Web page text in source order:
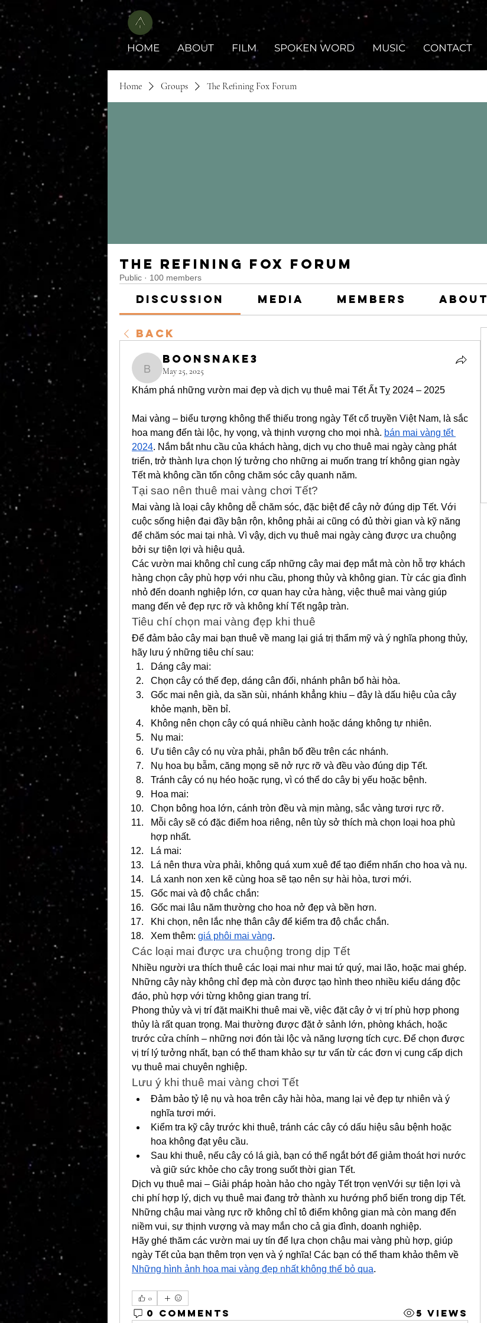
HOME ABOUT FILM SPOKEN WORD MUSIC CONTACT
Home Groups The Refining Fox Forum
The Refining Fox Forum
Public · 100 members
Discussion Media Members About
Back
boonsnake3
boonsnake3
May 25, 2025
Khám phá những vườn mai đẹp và dịch vụ thuê mai Tết Ất Tỵ 2024 – 2025
Mai vàng – biểu tượng không thể thiếu trong ngày Tết cổ truyền Việt Nam, là sắc
hoa mang đến tài lộc, hy vọng, và thịnh vượng cho mọi nhà. bán mai vàng tết
2024. Nắm bắt nhu cầu của khách hàng, dịch vụ cho thuê mai ngày càng phát
triển, trở thành lựa chọn lý tưởng cho những ai muốn trang trí không gian ngày
Tết mà không cần tốn công chăm sóc cây quanh năm.
Tại sao nên thuê mai vàng chơi Tết?
Mai vàng là loại cây không dễ chăm sóc, đặc biệt để cây nở đúng dịp Tết. Với
cuộc sống hiện đại đầy bận rộn, không phải ai cũng có đủ thời gian và kỹ năng
để chăm sóc mai tại nhà. Vì vậy, dịch vụ thuê mai ngày càng được ưa chuộng
bởi sự tiện lợi và hiệu quả.
Các vườn mai không chỉ cung cấp những cây mai đẹp mắt mà còn hỗ trợ khách
hàng chọn cây phù hợp với nhu cầu, phong thủy và không gian. Từ các gia đình
nhỏ đến doanh nghiệp lớn, cơ quan hay cửa hàng, việc thuê mai vàng giúp
mang đến vẻ đẹp rực rỡ và không khí Tết ngập tràn.
Tiêu chí chọn mai vàng đẹp khi thuê
Để đảm bảo cây mai bạn thuê về mang lại giá trị thẩm mỹ và ý nghĩa phong thủy,
hãy lưu ý những tiêu chí sau:
Dáng cây mai:
Chọn cây có thế đẹp, dáng cân đối, nhánh phân bổ hài hòa.
Gốc mai nên già, da sần sùi, nhánh khẳng khiu – đây là dấu hiệu của cây
khỏe mạnh, bền bỉ.
Không nên chọn cây có quá nhiều cành hoặc dáng không tự nhiên.
Nụ mai:
Ưu tiên cây có nụ vừa phải, phân bố đều trên các nhánh.
Nụ hoa bụ bẫm, căng mọng sẽ nở rực rỡ và đều vào đúng dịp Tết.
Tránh cây có nụ héo hoặc rụng, vì có thể do cây bị yếu hoặc bệnh.
Hoa mai:
Chọn bông hoa lớn, cánh tròn đều và mịn màng, sắc vàng tươi rực rỡ.
Mỗi cây sẽ có đặc điểm hoa riêng, nên tùy sở thích mà chọn loại hoa phù
hợp nhất.
Lá mai:
Lá nên thưa vừa phải, không quá xum xuê để tạo điểm nhấn cho hoa và nụ.
Lá xanh non xen kẽ cùng hoa sẽ tạo nên sự hài hòa, tươi mới.
Gốc mai và độ chắc chắn:
Gốc mai lâu năm thường cho hoa nở đẹp và bền hơn.
Khi chọn, nên lắc nhẹ thân cây để kiểm tra độ chắc chắn.
Xem thêm: giá phôi mai vàng.
Các loại mai được ưa chuộng trong dịp Tết
Nhiều người ưa thích thuê các loại mai như mai tứ quý, mai lão, hoặc mai ghép.
Những cây này không chỉ đẹp mà còn được tạo hình theo nhiều kiểu dáng độc
đáo, phù hợp với từng không gian trang trí.
Phong thủy và vị trí đặt maiKhi thuê mai về, việc đặt cây ở vị trí phù hợp phong
thủy là rất quan trọng. Mai thường được đặt ở sảnh lớn, phòng khách, hoặc
trước cửa chính – những nơi đón tài lộc và năng lượng tích cực. Để chọn được
vị trí lý tưởng nhất, bạn có thể tham khảo sự tư vấn từ các đơn vị cung cấp dịch
vụ thuê mai chuyên nghiệp.
Lưu ý khi thuê mai vàng chơi Tết
Đảm bảo tỷ lệ nụ và hoa trên cây hài hòa, mang lại vẻ đẹp tự nhiên và ý
nghĩa tươi mới.
Kiểm tra kỹ cây trước khi thuê, tránh các cây có dấu hiệu sâu bệnh hoặc
hoa không đạt yêu cầu.
Sau khi thuê, nếu cây có lá già, bạn có thể ngắt bớt để giảm thoát hơi nước
và giữ sức khỏe cho cây trong suốt thời gian Tết.
Dịch vụ thuê mai – Giải pháp hoàn hảo cho ngày Tết trọn vẹnVới sự tiện lợi và
chi phí hợp lý, dịch vụ thuê mai đang trở thành xu hướng phổ biến trong dịp Tết.
Những chậu mai vàng rực rỡ không chỉ tô điểm không gian mà còn mang đến
niềm vui, sự thịnh vượng và may mắn cho cả gia đình, doanh nghiệp.
Hãy ghé thăm các vườn mai uy tín để lựa chọn chậu mai vàng phù hợp, giúp
Những hình ảnh hoa mai vàng đẹp nhất không thể bỏ qua.
0
0 Comments 5 Views